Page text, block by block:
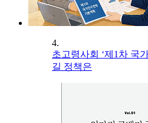
4.
초고령사회 ‘제1차 국
길 정책은